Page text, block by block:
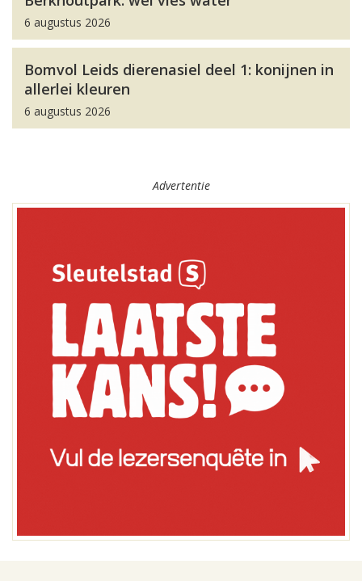
6 augustus 2026
Bomvol Leids dierenasiel deel 1: konijnen in
allerlei kleuren
6 augustus 2026
Advertentie